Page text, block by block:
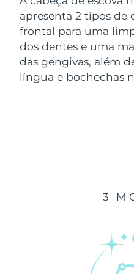
apresenta 2 tipos de
frontal para uma
dos dentes e uma
das gengivas, além
língua e bochechas
3
Luxemburgo
Macau, RAE da
China
Malásia